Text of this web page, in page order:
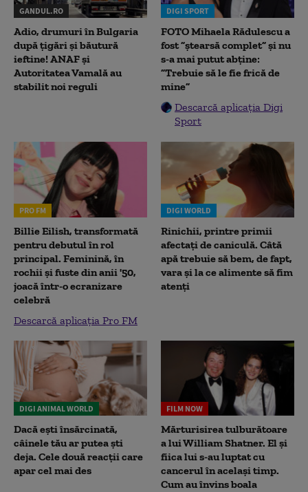
GANDUL.RO
Adio, drumuri în Bulgaria
după țigări și băutură
ieftine! ANAF și
Autoritatea Vamală au
stabilit noi reguli
DIGI SPORT
FOTO Mihaela Rădulescu a
fost ”ștearsă complet” și nu
s-a mai putut abține:
”Trebuie să le fie frică de
mine”
Descarcă aplicația Digi
Sport
PRO FM
Billie Eilish, transformată
pentru debutul în rol
principal. Feminină, în
rochii și fuste din anii '50,
joacă într-o ecranizare
celebră
Descarcă aplicația Pro FM
DIGI WORLD
Rinichii, printre primii
afectați de caniculă. Câtă
apă trebuie să bem, de fapt,
vara și la ce alimente să fim
atenți
DIGI ANIMAL WORLD
Dacă ești însărcinată,
câinele tău ar putea ști
deja. Cele două reacții care
apar cel mai des
FILM NOW
Mărturisirea tulburătoare
a lui William Shatner. El și
fiica lui s-au luptat cu
cancerul în același timp.
Cum au învins boala